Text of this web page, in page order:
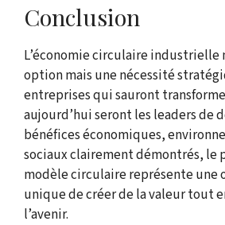
Conclusion
L’économie circulaire industrielle
option mais une nécessité
entreprises qui sauront
aujourd’hui seront les leaders de
bénéfices économiques,
sociaux clairement démontrés, le
modèle circulaire représente
unique de créer de la valeur tout
l’avenir.